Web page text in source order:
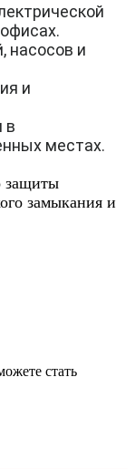
насосов и
и
в
местах.
защиты
замыкания и
стать